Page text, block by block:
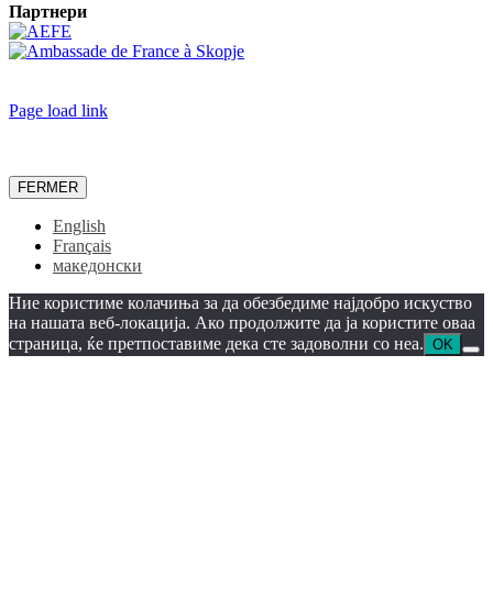
Партнери
Page load link
FERMER
English
Français
македонски
Ние користиме колачиња за да обезбедиме најдобро искуство
на нашата веб-локација. Ако продолжите да ја користите оваа
страница, ќе претпоставиме дека сте задоволни со неа. OK